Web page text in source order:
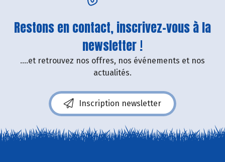
Restons en contact, inscrivez-vous à la
newsletter !
....et retrouvez nos offres, nos événements et nos
actualités.
Inscription newsletter